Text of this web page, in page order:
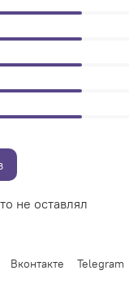
не оставлял
Вконтакте Telegram